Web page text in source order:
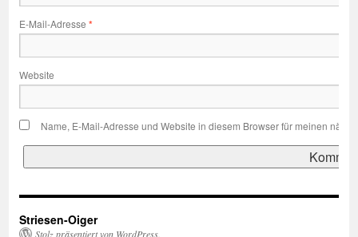
E-Mail-Adresse *
Website
Name, E-Mail-Adresse und Website in diesem Browser für meinen
Striesen-Oiger
Stolz präsentiert von WordPress.